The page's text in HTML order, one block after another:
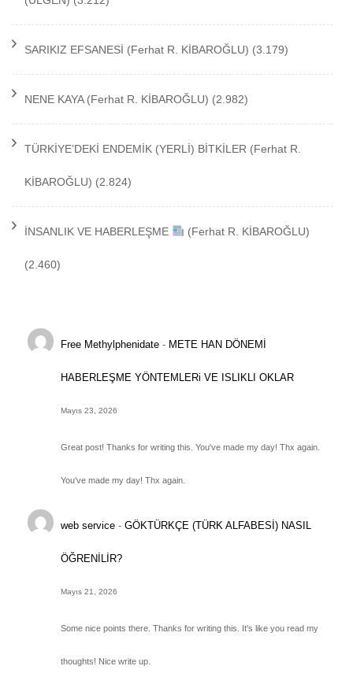
SARIKIZ EFSANESİ (Ferhat R. KİBAROĞLU) (3.179)
NENE KAYA (Ferhat R. KİBAROĞLU) (2.982)
TÜRKİYE’DEKİ ENDEMİK (YERLİ) BİTKİLER (Ferhat R.
KİBAROĞLU) (2.824)
İNSANLIK VE HABERLEŞME (Ferhat R. KİBAROĞLU)
(2.460)
Free Methylphenidate - METE HAN DÖNEMİ
HABERLEŞME YÖNTEMLERi VE ISLIKLI OKLAR
Mayıs 23, 2026
Great post! Thanks for writing this. You've made my day! Thx again.
You've made my day! Thx again.
web service -GÖKTÜRKÇE (TÜRK ALFABESİ) NASIL
ÖĞRENİLİR?
Mayıs 21, 2026
Some nice points there. Thanks for writing this. It's like you read my
thoughts! Nice write up.